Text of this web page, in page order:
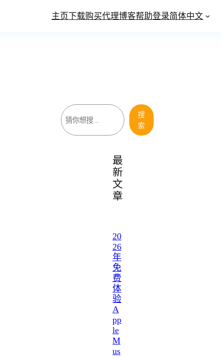
主页下载购买代理博客帮助登录简体中文
搜
索
搜
索
最
新
文
章
20
26
年
免
费
体
验
A
pp
le
M
us